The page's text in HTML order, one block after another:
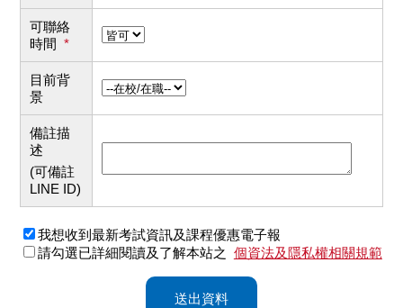
可聯絡
時間 *
目前背
景
備註描
述
(可備註
LINE ID)
我想收到最新考試資訊及課程優惠電子報
請勾選已詳細閱讀及了解本站之 個資法及隱私權相關規範
送出資料